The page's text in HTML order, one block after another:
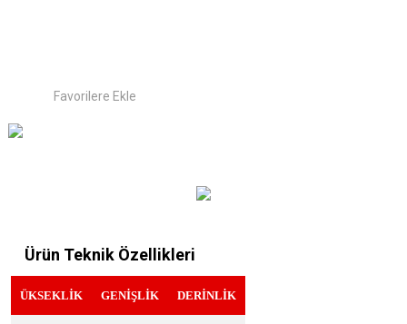
Ürün Teknik Özellikleri
ÜKSEKLİK GENİŞLİK DERİNLİK